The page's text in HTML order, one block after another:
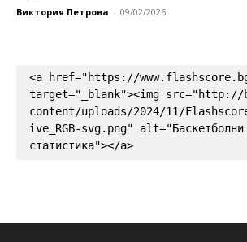
Виктория Петрова - 09/02/2026
<a href="https://
target="_blank"><img src="http://
content/uploads/2024/11/
ive_RGB-svg.png" alt="Баскетболни
статистика"></a>